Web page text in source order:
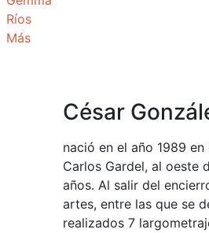
Ríos
Más
César
nació en el año 1989
Carlos Gardel, al oeste
años. Al salir del
artes, entre las que se
realizados 7